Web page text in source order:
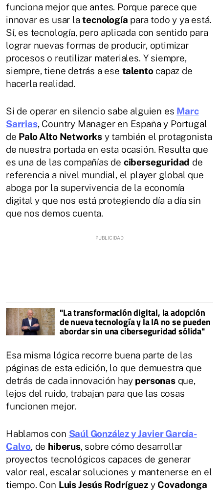
funciona mejor que antes. Porque parece que
innovar es usar latecnología para todo y ya está.
Sí, es tecnología, pero aplicada con sentido para
lograr nuevas formas de producir, optimizar
procesos o reutilizar materiales. Y siempre,
siempre, tiene detrás a ese talentocapaz de
hacerla realidad.
Si de operar en silencio sabe alguien es Marc
Sarrias, Country Manager en España y Portugal
de Palo Alto Networks y también el protagonista
de nuestra portada en esta ocasión. Resulta que
es una de las compañías de ciberseguridad de
referencia a nivel mundial, el player global que
aboga por la supervivencia de la economía
digital y que nos está protegiendo día a día sin
que nos demos cuenta.
"La transformación digital, la adopción
de nueva tecnología y la IA no se pueden
abordar sin una ciberseguridad sólida"
Esa misma lógica recorre buena parte de las
páginas de esta edición, lo que demuestra que
detrás de cada innovación hay personasque,
lejos del ruido, trabajan para que las cosas
funcionen mejor.
Hablamos con Saúl González y Javier García-
Calvo, de hiberus, sobre cómo desarrollar
proyectos tecnológicos capaces de generar
valor real, escalar soluciones y mantenerse en el
tiempo. Con Luis Jesús Rodríguezy Covadonga